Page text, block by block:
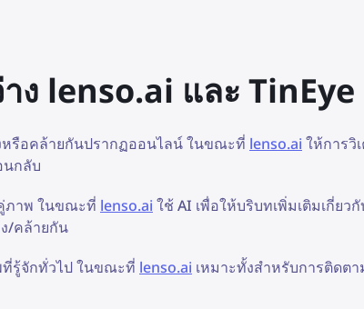
ง lenso.ai และ TinEye
หรือคล้ายกันปรากฏออนไลน์ ในขณะที่ lenso.ai ให้การวิ
นกลับ
คู่ภาพ ในขณะที่ lenso.ai ใช้ AI เพื่อให้บริบทเพิ่มเติมเกี่ย
/คล้ายกัน
ที่รู้จักทั่วไป ในขณะที่ lenso.ai เหมาะทั้งสำหรับการติดต